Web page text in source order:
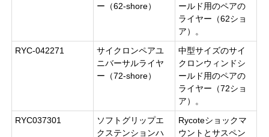
ー（62-shore）
ールド用のペアの
ライヤー（62ショ
ア）。
RYC-042271
サイクロンペアユ
ニバーサルライヤ
ー（72-shore）
中型サイズのサイ
クロンウィンドシ
ールド用のペアの
ライヤー（72ショ
ア）。
RYC037301
ソフトグリップエ
クステンションハ
Rycoteショックマ
ウントとサスペン